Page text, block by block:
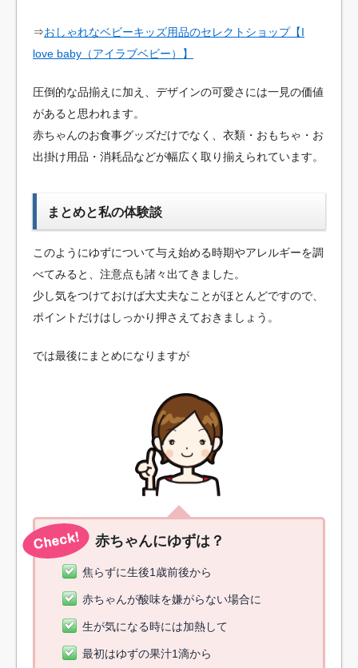
⇒おしゃれなベビーキッズ用品のセレクトショップ【I
love baby（アイラブベビー）】
圧倒的な品揃えに加え、デザインの可愛さには一見の価値
があると思われます。
赤ちゃんのお食事グッズだけでなく、衣類・おもちゃ・お
出掛け用品・消耗品などが幅広く取り揃えられています。
まとめと私の体験談
このようにゆずについて与え始める時期やアレルギーを調
べてみると、注意点も諸々出てきました。
少し気をつけておけば大丈夫なことがほとんどですので、
ポイントだけはしっかり押さえておきましょう。
では最後にまとめになりますが
赤ちゃんにゆずは？
焦らずに生後1歳前後から
赤ちゃんが酸味を嫌がらない場合に
生が気になる時には加熱して
最初はゆずの果汁1滴から